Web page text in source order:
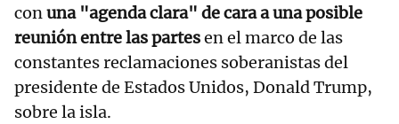
conuna "agenda clara" de cara a una posible
reunión entre las partesen el marco de las
constantes reclamaciones soberanistas del
presidente de Estados Unidos, Donald Trump,
sobre la isla.